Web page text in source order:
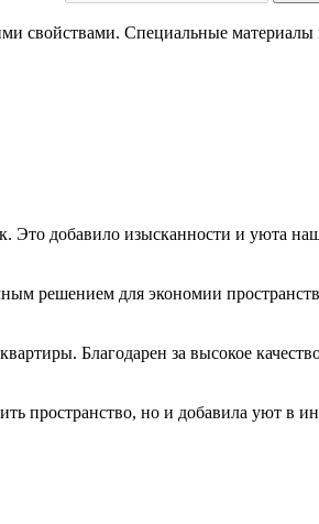
свойствами. Специальные
Это добавило изысканности и уюта
решением для экономии
Благодарен за высокое
пространство, но и добавила уют в